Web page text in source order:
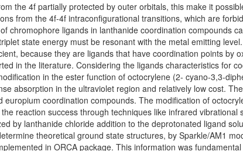
the 4f partially protected by outer orbitals, this make it
from the 4f-4f intraconfigurational transitions, which are
chromophore ligands in lanthanide coordination compounds
state energy must be resonant with the metal emitting
because they are ligands that have coordination points by
in the literature. Considering the ligands characteristics for
in the ester function of octocrylene (2- cyano-3,3-
absorption in the ultraviolet region and relatively low cost.
coordination compounds. The modification of
reaction success through techniques like infrared vibrational
by lanthanide chloride addition to the deprotonated ligand
theoretical ground state structures, by Sparkle/AM1
in ORCA package. This information was